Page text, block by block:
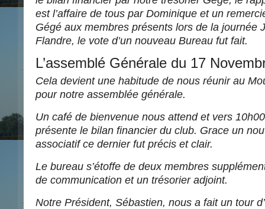
est l’affaire de tous par Dominique et un
Gégé aux membres présents lors de la journée
Flandre, le vote d’un nouveau Bureau fut fait.
L’assemblé Générale du 17
Cela devient une habitude de nous réunir au
pour notre assemblée générale.
Un café de bienvenue nous attend et vers
présente le bilan financier du club. Grace un
associatif ce dernier fut précis et clair.
Le bureau s’étoffe de deux membres
de communication et un trésorier adjoint.
Notre Président, Sébastien, nous a fait un tour